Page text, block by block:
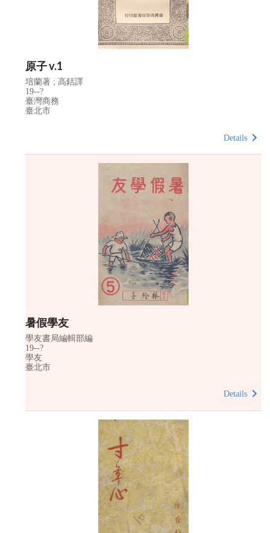
原子 v.1
培蘭著 ; 高銛譯
19--?
臺灣商務
臺北市
Details
暑假學友
學友書局編輯部編
19--?
學友
臺北市
Details